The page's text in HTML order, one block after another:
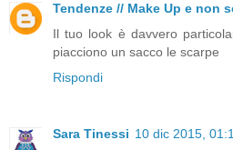
Tendenze // Make Up e non
Il tuo look è davvero
piacciono un sacco le scarpe
Rispondi
Sara Tinessi 10 dic 2015,